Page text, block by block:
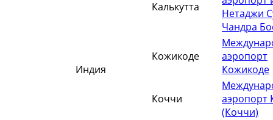
Индия
Калькутта
Нетаджи
Чандра
Кожикоде
аэропорт
Кожикоде
Коччи
аэропорт
(Коччи)